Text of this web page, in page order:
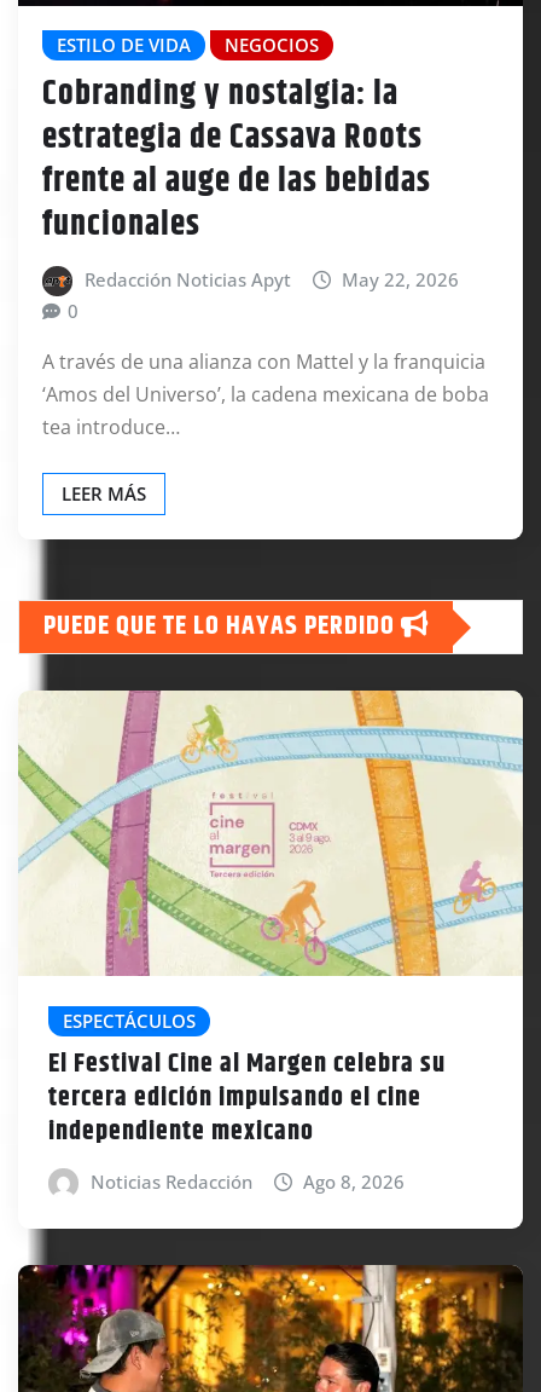
ESTILO DE VIDA NEGOCIOS
Cobranding y nostalgia: la
estrategia de Cassava Roots
frente al auge de las bebidas
funcionales
Redacción Noticias Apyt
May 22, 2026
0
A través de una alianza con Mattel y la franquicia
‘Amos del Universo’, la cadena mexicana de boba
tea introduce…
LEER MÁS
PUEDE QUE TE LO HAYAS PERDIDO
ESPECTÁCULOS
El Festival Cine al Margen celebra su
tercera edición impulsando el cine
independiente mexicano
Noticias Redacción Ago 8, 2026